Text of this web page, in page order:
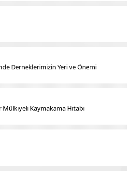
Derneklerimizin Yeri ve Önemi
Kaymakama Hitabı